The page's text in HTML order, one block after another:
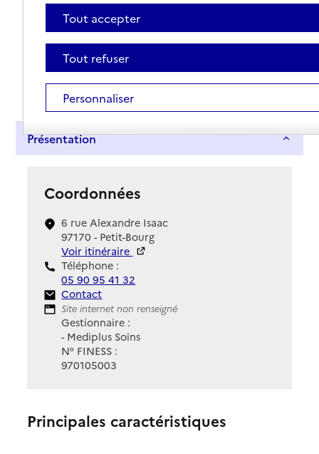
Tout déplier
Présentation
Coordonnées
6 rue Alexandre Isaac
97170 - Petit-Bourg
Voir itinéraire
Téléphone :
05 90 95 41 32
Contact
Contact
Site Internet
Site internet non renseigné
Gestionnaire :
- Mediplus Soins
N° FINESS :
970105003
Principales caractéristiques
Tout accepter
Tout refuser
Personnaliser